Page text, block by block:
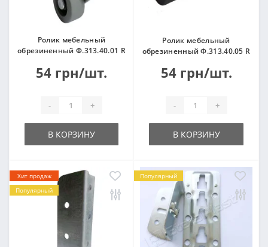
Ролик мебельный
обрезиненный Ф.313.40.01 R
54 грн/шт.
- +
В КОРЗИНУ
Ролик мебельный
обрезиненный Ф.313.40.05 R
54 грн/шт.
- +
В КОРЗИНУ
Хит продаж
Популярный
Популярный